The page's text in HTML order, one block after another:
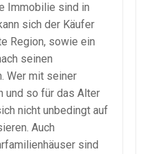
Immobilie sind in
sich der Käufer
Region, sowie ein
seinen
Wer mit seiner
und so für das Alter
nicht unbedingt auf
Auch
sind